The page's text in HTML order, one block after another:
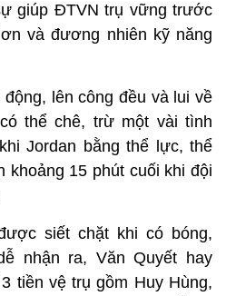
giúp ĐTVN trụ vững trước
và đương nhiên kỹ năng
lên công đều và lui về
thể chê, trừ một vài tình
Jordan bằng thể lực, thể
khoảng 15 phút cuối khi đội
siết chặt khi có bóng,
nhận ra, Văn Quyết hay
tiền vệ trụ gồm Huy Hùng,